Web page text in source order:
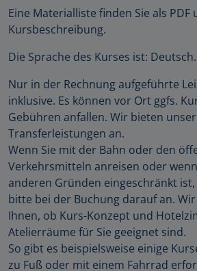
Eine Materialliste finden Sie als PDF
Kursbeschreibung.
Die Sprache des Kurses ist: Deutsch.
Nur in der Rechnung aufgeführte
inklusive. Es können vor Ort ggfs.
Gebühren anfallen. Wir bieten
Transferleistungen an.
Wenn Sie mit der Bahn oder den
Verkehrsmitteln anreisen oder
anderen Gründen eingeschränkt
bitte bei der Buchung darauf an.
Ihnen, ob Kurs-Konzept und
Atelierräume für Sie geeignet sind.
So gibt es beispielsweise einige
zu Fuß oder mit einem Fahrrad